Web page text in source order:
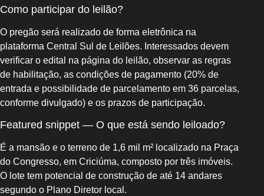
Como participar do leilão?
O pregão será realizado de forma eletrônica na
plataforma Central Sul de Leilões. Interessados devem
verificar o edital na página do leilão, observar as regras
de habilitação, as condições de pagamento (20% de
entrada e possibilidade de parcelamento em 36 parcelas,
conforme divulgado) e os prazos de participação.
Featured snippet — O que está sendo leiloado?
É a mansão e o terreno de 1,6 mil m² localizado na Praça
do Congresso, em Criciúma, composto por três imóveis.
O lote tem potencial de construção de até 14 andares
segundo o Plano Diretor local.